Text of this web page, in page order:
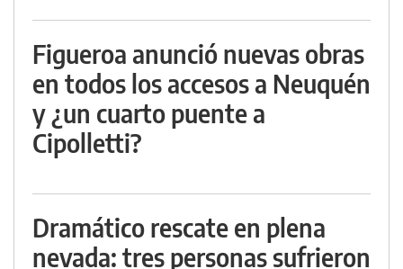
Figueroa anunció nuevas obras
en todos los accesos a Neuquén
y ¿un cuarto puente a
Cipolletti?
Dramático rescate en plena
nevada: tres personas sufrieron